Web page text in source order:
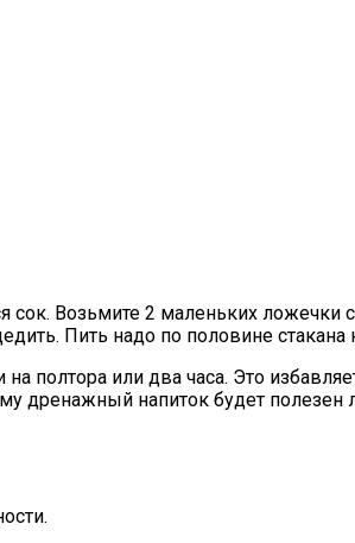
сок. Возьмите 2 маленьких ложечки
Пить надо по половине стакана
полтора или два часа. Это
дренажный напиток будет